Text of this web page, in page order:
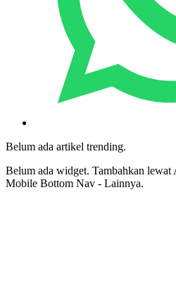
Belum ada artikel trending.
Belum ada widget. Tambahkan lewat
Mobile Bottom Nav - Lainnya.